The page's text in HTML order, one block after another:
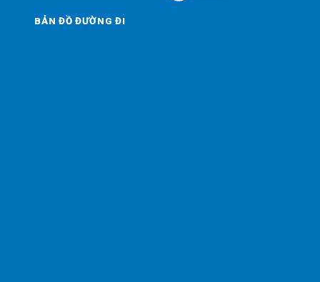
BẢN ĐỒ ĐƯỜNG ĐI